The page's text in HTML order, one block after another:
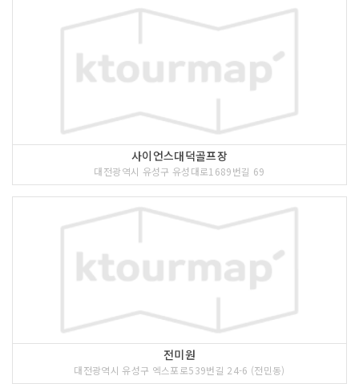
사이언스대덕골프장
대전광역시 유성구 유성대로1689번길 69
전미원
대전광역시 유성구 엑스포로539번길 24-6 (전민동)